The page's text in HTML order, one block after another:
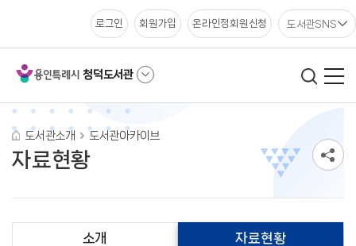
청덕도서관
로그인 회원가입 온라인정회원신청 도서관SNS
도서관소개 도서관아카이브
자료현황
소개 자료현황